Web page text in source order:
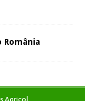
România